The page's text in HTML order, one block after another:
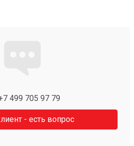
499 705 97 79
- есть вопрос